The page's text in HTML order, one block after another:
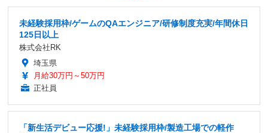
未経験採用枠/ゲームのQAエンジニア/研修制度充実/年間休日
125日以上
株式会社RK
埼玉県
月給30万円～50万円
正社員
「新生活デビュー応援!」未経験採用枠/製造工場での軽作